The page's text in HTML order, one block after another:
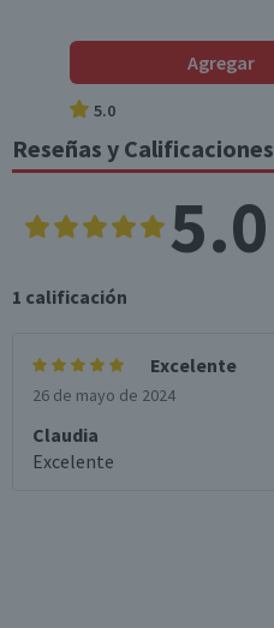
Aroma
Incluye
Garantía Mínima Legal
Agregar
5.0
Reseñas y Calificaciones
5.0
1 calificación
Excelente
26 de mayo de 2024
Claudia
Excelente